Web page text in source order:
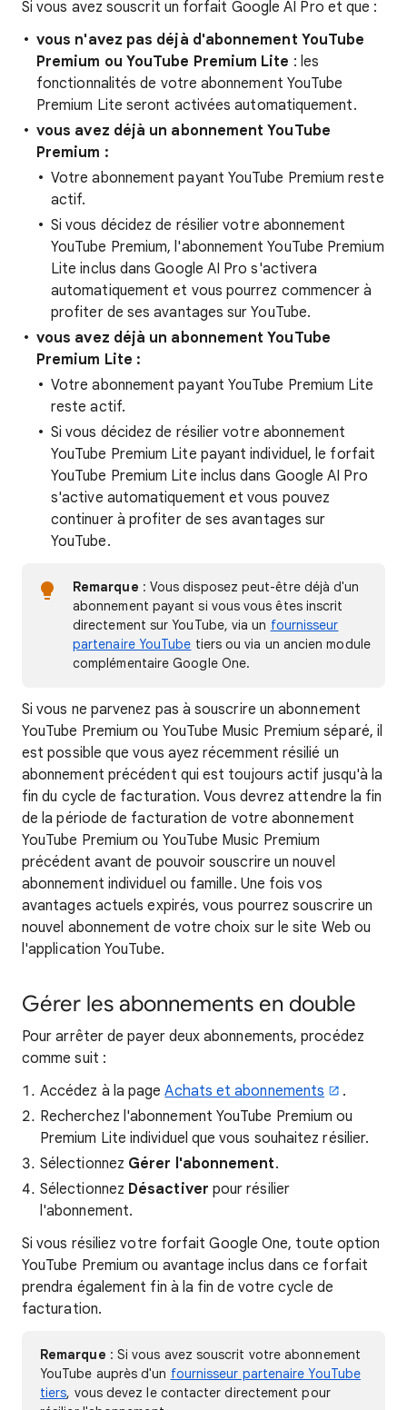
Si vous avez souscrit un forfait Google AI Pro et que :
vous n'avez pas déjà d'abonnement YouTube
Premium ou YouTube Premium Lite : les
fonctionnalités de votre abonnement YouTube
Premium Lite seront activées automatiquement.
vous avez déjà un abonnement YouTube
Premium :
Votre abonnement payant YouTube Premium reste
actif.
Si vous décidez de résilier votre abonnement
YouTube Premium, l'abonnement YouTube Premium
Lite inclus dans Google AI Pro s'activera
automatiquement et vous pourrez commencer à
profiter de ses avantages sur YouTube.
vous avez déjà un abonnement YouTube
Premium Lite :
Votre abonnement payant YouTube Premium Lite
reste actif.
Si vous décidez de résilier votre abonnement
YouTube Premium Lite payant individuel, le forfait
YouTube Premium Lite inclus dans Google AI Pro
s'active automatiquement et vous pouvez
continuer à profiter de ses avantages sur
YouTube.
Remarque : Vous disposez peut-être déjà d'un
abonnement payant si vous vous êtes inscrit
directement sur YouTube, via un fournisseur
partenaire YouTube tiers ou via un ancien module
complémentaire Google One.
Si vous ne parvenez pas à souscrire un abonnement
YouTube Premium ou YouTube Music Premium séparé, il
est possible que vous ayez récemment résilié un
abonnement précédent qui est toujours actif jusqu'à la
fin du cycle de facturation. Vous devrez attendre la fin
de la période de facturation de votre abonnement
YouTube Premium ou YouTube Music Premium
précédent avant de pouvoir souscrire un nouvel
abonnement individuel ou famille. Une fois vos
avantages actuels expirés, vous pourrez souscrire un
nouvel abonnement de votre choix sur le site Web ou
l'application YouTube.
Gérer les abonnements en double
Pour arrêter de payer deux abonnements, procédez
comme suit :
Accédez à la pageAchats et abonnements
.
Recherchez l'abonnement YouTube Premium ou
Premium Lite individuel que vous souhaitez résilier.
Sélectionnez Gérer l'abonnement.
Sélectionnez Désactiver pour résilier
l'abonnement.
Si vous résiliez votre forfait Google One, toute option
YouTube Premium ou avantage inclus dans ce forfait
prendra également fin à la fin de votre cycle de
facturation.
Remarque : Si vous avez souscrit votre abonnement
YouTube auprès d'un fournisseur partenaire YouTube
tiers, vous devez le contacter directement pour